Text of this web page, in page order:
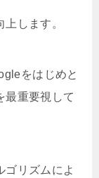
します。
をはじめと
最重要視して
ゴリズムによ